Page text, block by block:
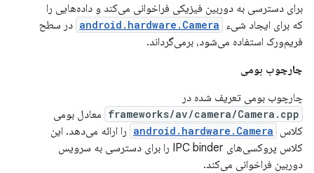
برای دسترسی به دوربین فیزیکی فراخوانی می‌کند و داده‌هایی را
که برای ایجاد شیء
android.hardware.Camera در سطح
فریم‌ورک استفاده می‌شود، برمی‌گرداند.
چارچوب بومی
چارچوب بومی تعریف شده در
frameworks/av/camera/Camera.cpp معادل بومی
کلاس android.hardware.Camera را ارائه می‌دهد. این
کلاس پروکسی‌های IPC binder را برای دسترسی به سرویس
دوربین فراخوانی می‌کند.